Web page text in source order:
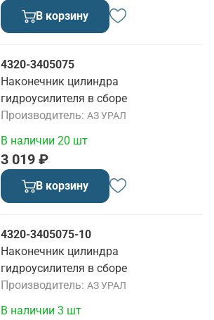
В корзину
4320-3405075
Наконечник цилиндра
гидроусилителя в сборе
Производитель АЗ УРАЛ
3 019 ₽
В наличии 20 шт
В корзину
4320-3405075-10
Наконечник цилиндра
гидроусилителя в сборе
Производитель АЗ УРАЛ
В наличии 3 шт